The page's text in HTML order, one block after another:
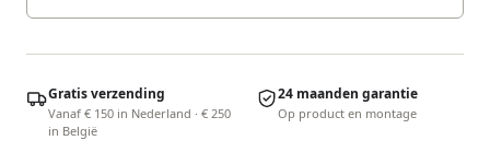
Gratis verzending
Vanaf € 150 in Nederland · € 250
in België
24 maanden garantie
Op product en montage